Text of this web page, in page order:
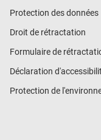
Protection des données
Droit de rétractation
Formulaire de
Déclaration
Protection de